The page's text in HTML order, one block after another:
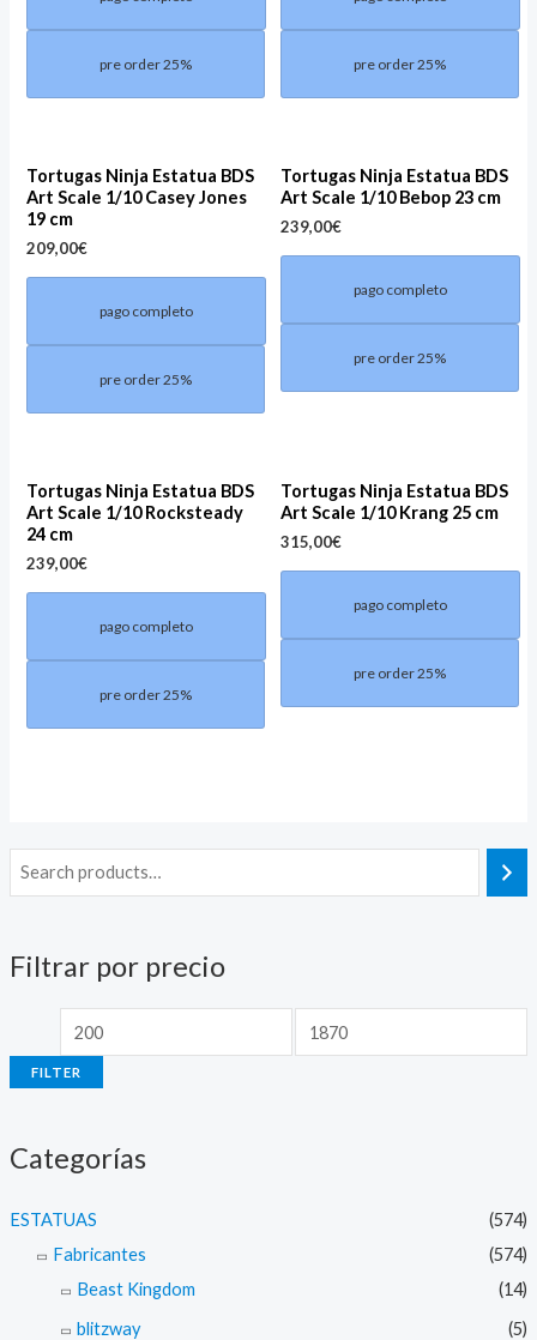
Filtrar por precio
M
i
p
r
c
a
r
FILTER
Categorías
ESTATUAS
(574)
Fabricantes
(574)
Beast Kingdom
(14)
blitzway
(5)
pre order 25% pre order 25%
Tortugas Ninja Estatua BDS
Art Scale 1/10 Casey Jones
19 cm
209,00€
pago completo
pre order 25%
Tortugas Ninja Estatua BDS
Art Scale 1/10 Bebop 23 cm
239,00€
pago completo
pre order 25%
Tortugas Ninja Estatua BDS
Art Scale 1/10 Rocksteady
24 cm
239,00€
pago completo
pre order 25%
Tortugas Ninja Estatua BDS
Art Scale 1/10 Krang 25 cm
315,00€
pago completo
pre order 25%